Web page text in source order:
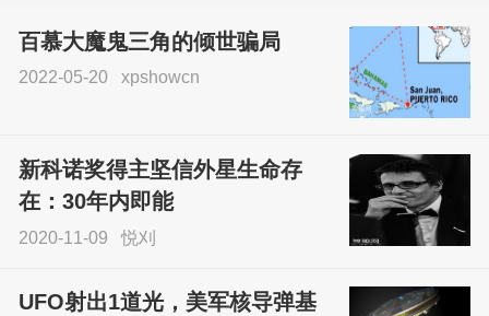
sskfn
百慕大魔鬼三角的倾世骗局
2022-05-20 xpshowcn
新科诺奖得主坚信外星生命存
在：30年内即能
2020-11-09 悦刈
UFO射出1道光，美军核导弹基